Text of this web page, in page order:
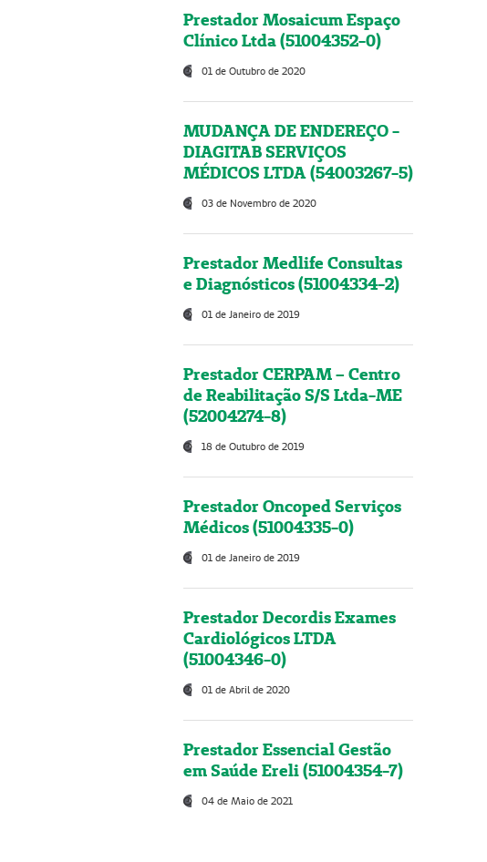
Prestador Mosaicum Espaço
Clínico Ltda (51004352-0)
01 de Outubro de 2020
MUDANÇA DE ENDEREÇO -
DIAGITAB SERVIÇOS
MÉDICOS LTDA (54003267-5)
03 de Novembro de 2020
Prestador Medlife Consultas
e Diagnósticos (51004334-2)
01 de Janeiro de 2019
Prestador CERPAM – Centro
de Reabilitação S/S Ltda-ME
(52004274-8)
18 de Outubro de 2019
Prestador Oncoped Serviços
Médicos (51004335-0)
01 de Janeiro de 2019
Prestador Decordis Exames
Cardiológicos LTDA
(51004346-0)
01 de Abril de 2020
Prestador Essencial Gestão
em Saúde Ereli (51004354-7)
04 de Maio de 2021